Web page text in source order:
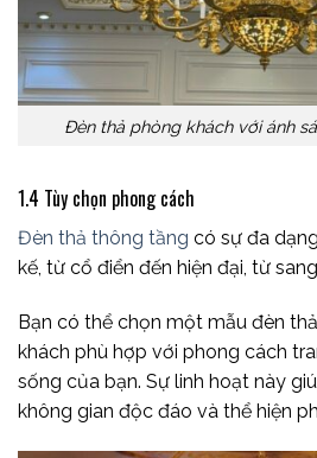
Đèn thả phòng khách với ánh
1.4 Tùy chọn phong cách
Đèn thả thông tầng có sự đa
kế, từ cổ điển đến hiện đại, từ
Bạn có thể chọn một mẫu đèn
khách phù hợp với phong cách
sống của bạn. Sự linh hoạt này
không gian độc đáo và thể hiện